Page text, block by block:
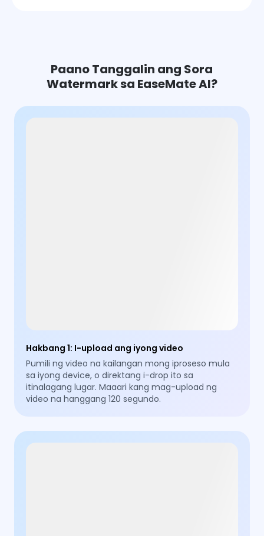
Paano Tanggalin ang Sora
Watermark sa EaseMate AI?
Hakbang 1: I-upload ang iyong video
Pumili ng video na kailangan mong iproseso mula
sa iyong device, o direktang i-drop ito sa
itinalagang lugar. Maaari kang mag-upload ng
video na hanggang 120 segundo.